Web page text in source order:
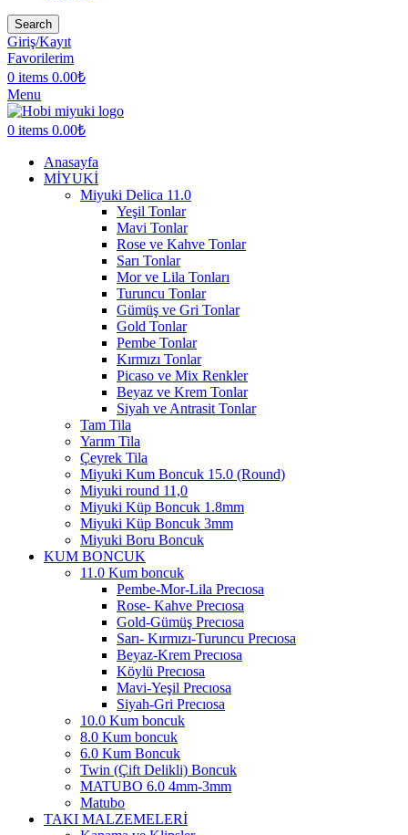
Search
Giriş/Kayıt
Favorilerim
0 items 0.00₺
Menu
0 items 0.00₺
Anasayfa
MİYUKİ
Miyuki Delica 11.0
Yeşil Tonlar
Mavi Tonlar
Rose ve Kahve Tonlar
Sarı Tonlar
Mor ve Lila Tonları
Turuncu Tonlar
Gümüş ve Gri Tonlar
Gold Tonlar
Pembe Tonlar
Kırmızı Tonlar
Picaso ve Mix Renkler
Beyaz ve Krem Tonlar
Siyah ve Antrasit Tonlar
Tam Tila
Yarım Tila
Çeyrek Tila
Miyuki Kum Boncuk 15.0 (Round)
Miyuki round 11,0
Miyuki Küp Boncuk 1.8mm
Miyuki Küp Boncuk 3mm
Miyuki Boru Boncuk
KUM BONCUK
11.0 Kum boncuk
Pembe-Mor-Lila Precıosa
Rose- Kahve Precıosa
Gold-Gümüş Precıosa
Sarı- Kırmızı-Turuncu Precıosa
Beyaz-Krem Precıosa
Köylü Precıosa
Mavi-Yeşil Precıosa
Siyah-Gri Precıosa
10.0 Kum boncuk
8.0 Kum boncuk
6.0 Kum Boncuk
Twin (Çift Delikli) Boncuk
MATUBO 6.0 4mm-3mm
Matubo
TAKI MALZEMELERİ